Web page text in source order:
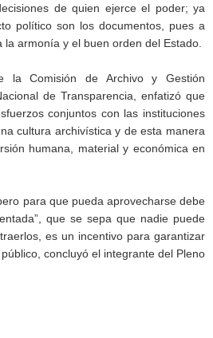
de quien ejerce el poder; ya
político son los documentos, pues a
armonía y el buen orden del Estado.
la Comisión de Archivo y Gestión
de Transparencia, enfatizó que
conjuntos con las instituciones
cultura archivística y de esta manera
humana, material y económica en
para que pueda aprovecharse debe
que se sepa que nadie puede
es un incentivo para garantizar
concluyó el integrante del Pleno